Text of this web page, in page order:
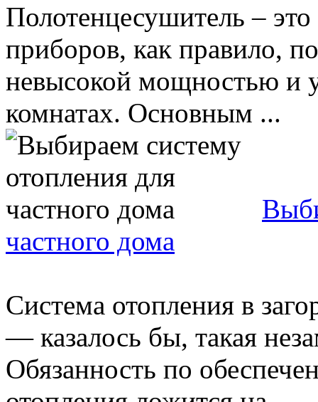
Полотенцесушитель –
приборов, как правило,
невысокой мощностью и
комнатах. Основным ...
частного дома
Система отопления в
— казалось бы, такая
Обязанность по